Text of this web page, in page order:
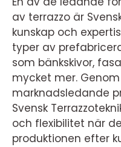
av terrazzo är
kunskap och
typer av
som bänkskivor,
mycket mer.
marknadsledande
Svensk
och flexibilitet när
produktionen efter